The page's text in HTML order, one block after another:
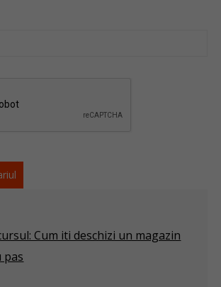
Cum iti deschizi un magazin
pas